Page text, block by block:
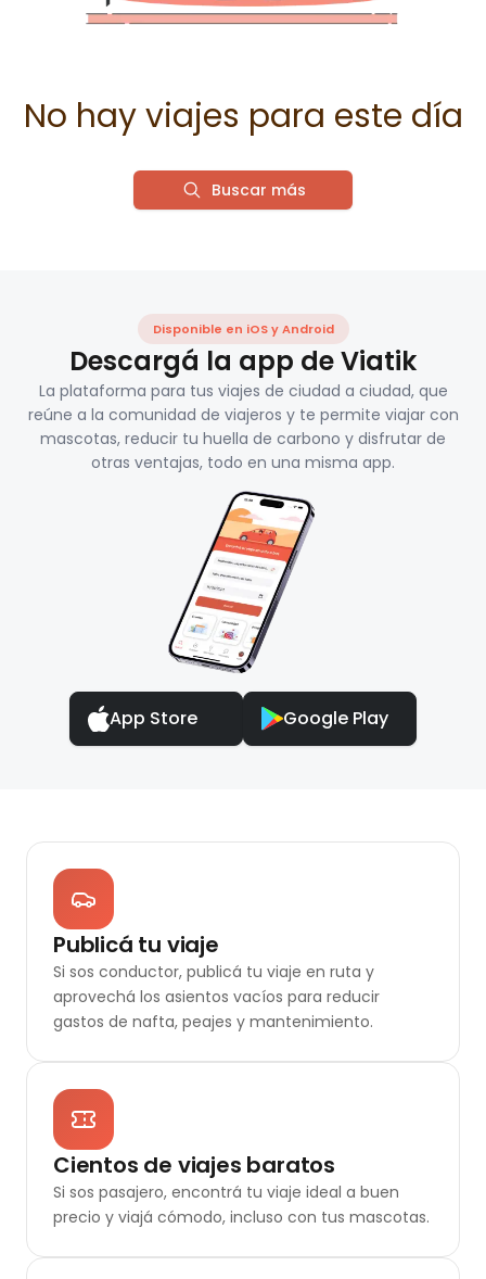
No hay viajes para este día
Buscar más
Disponible en iOS y Android
Descargá la app de Viatik
La plataforma para tus viajes de ciudad a ciudad, que
reúne a la comunidad de viajeros y te permite viajar con
mascotas, reducir tu huella de carbono y disfrutar de
otras ventajas, todo en una misma app.
App Store Google Play
Publicá tu viaje
Si sos conductor, publicá tu viaje en ruta y
aprovechá los asientos vacíos para reducir
gastos de nafta, peajes y mantenimiento.
Cientos de viajes baratos
Si sos pasajero, encontrá tu viaje ideal a buen
precio y viajá cómodo, incluso con tus mascotas.